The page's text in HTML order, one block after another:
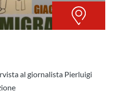
al giornalista Pierluigi